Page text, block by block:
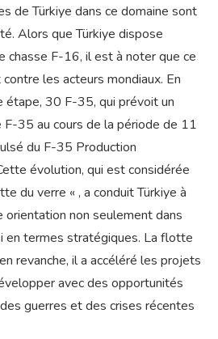
de Türkiye dans ce domaine sont
Alors que Türkiye dispose
chasse F-16, il est à noter que ce
les acteurs mondiaux. En
étape, 30 F-35, qui prévoit un
35 au cours de la période de 11
du F-35 Production
évolution, qui est considérée
du verre « , a conduit Türkiye à
orientation non seulement dans
en termes stratégiques. La flotte
revanche, il a accéléré les projets
avec des opportunités
guerres et des crises récentes